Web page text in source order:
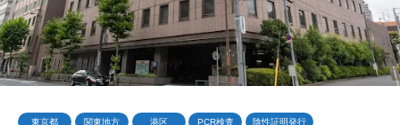
東京都 関東地方 港区 PCR検査 陰性証明発行